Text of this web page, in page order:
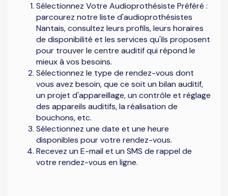
Sélectionnez Votre Audioprothésiste Préféré :
parcourez notre liste d'audioprothésistes
Nantais, consultez leurs profils, leurs horaires
de disponibilité et les services qu'ils proposent
pour trouver le centre auditif qui répond le
mieux à vos besoins.
Sélectionnez le type de rendez-vous dont
vous avez besoin, que ce soit un bilan auditif,
un projet d'appareillage, un contrôle et réglage
des appareils auditifs, la réalisation de
bouchons, etc.
Sélectionnez une date et une heure
disponibles pour votre rendez-vous.
Recevez un E-mail et un SMS de rappel de
votre rendez-vous en ligne.